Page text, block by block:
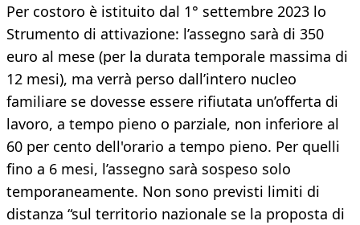
Per costoro è istituito dal 1° settembre 2023 lo
Strumento di attivazione: l’assegno sarà di 350
euro al mese (per la durata temporale massima di
12 mesi), ma verrà perso dall’intero nucleo
familiare se dovesse essere rifiutata un’offerta di
lavoro, a tempo pieno o parziale, non inferiore al
60 per cento dell'orario a tempo pieno. Per quelli
fino a 6 mesi, l’assegno sarà sospeso solo
temporaneamente. Non sono previsti limiti di
distanza “sul territorio nazionale se la proposta di